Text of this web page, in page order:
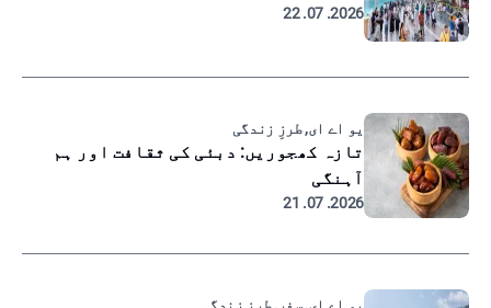
2026. 07. 22
یو اے ای, طرزِ زندگی
تازہ کھجوریں: دبئی کی ثقافت اور ہم
آہنگی
2026. 07. 21